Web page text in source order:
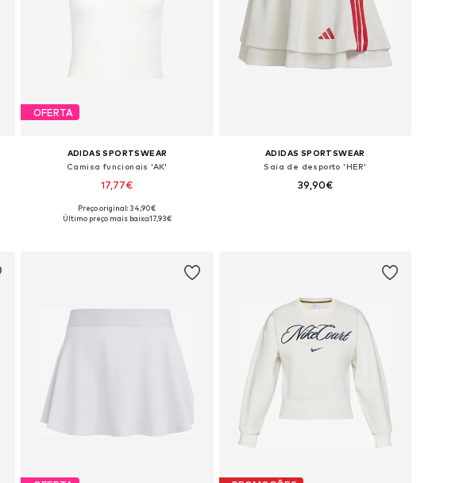
OFERTA
ADIDAS SPORTSWEAR
Camisa funcionais 'AK'
17,77€
Preço original: 34,90€
Último preço mais baixo:17,93€
ADIDAS SPORTSWEAR
Saia de desporto 'HER'
39,90€